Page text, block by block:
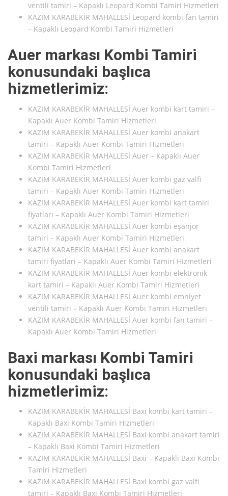
ventili tamiri – Kapaklı Leopard Kombi Tamiri Hizmetleri
KAZIM KARABEKİR MAHALLESİ Leopard kombi fan tamiri
– Kapaklı Leopard Kombi Tamiri Hizmetleri
Auer markası Kombi Tamiri
konusundaki başlıca
hizmetlerimiz:
KAZIM KARABEKİR MAHALLESİ Auer kombi kart tamiri –
Kapaklı Auer Kombi Tamiri Hizmetleri
KAZIM KARABEKİR MAHALLESİ Auer kombi anakart
tamiri – Kapaklı Auer Kombi Tamiri Hizmetleri
KAZIM KARABEKİR MAHALLESİ Auer – Kapaklı Auer
Kombi Tamiri Hizmetleri
KAZIM KARABEKİR MAHALLESİ Auer kombi gaz valfi
tamiri – Kapaklı Auer Kombi Tamiri Hizmetleri
KAZIM KARABEKİR MAHALLESİ Auer kombi kart tamiri
fiyatları – Kapaklı Auer Kombi Tamiri Hizmetleri
KAZIM KARABEKİR MAHALLESİ Auer kombi eşanjör
tamiri – Kapaklı Auer Kombi Tamiri Hizmetleri
KAZIM KARABEKİR MAHALLESİ Auer kombi anakart
tamiri fiyatları – Kapaklı Auer Kombi Tamiri Hizmetleri
KAZIM KARABEKİR MAHALLESİ Auer kombi elektronik
kart tamiri – Kapaklı Auer Kombi Tamiri Hizmetleri
KAZIM KARABEKİR MAHALLESİ Auer kombi emniyet
ventili tamiri – Kapaklı Auer Kombi Tamiri Hizmetleri
KAZIM KARABEKİR MAHALLESİ Auer kombi fan tamiri –
Kapaklı Auer Kombi Tamiri Hizmetleri
Baxi markası Kombi Tamiri
konusundaki başlıca
hizmetlerimiz:
KAZIM KARABEKİR MAHALLESİ Baxi kombi kart tamiri –
Kapaklı Baxi Kombi Tamiri Hizmetleri
KAZIM KARABEKİR MAHALLESİ Baxi kombi anakart tamiri
– Kapaklı Baxi Kombi Tamiri Hizmetleri
KAZIM KARABEKİR MAHALLESİ Baxi – Kapaklı Baxi Kombi
Tamiri Hizmetleri
KAZIM KARABEKİR MAHALLESİ Baxi kombi gaz valfi
tamiri – Kapaklı Baxi Kombi Tamiri Hizmetleri